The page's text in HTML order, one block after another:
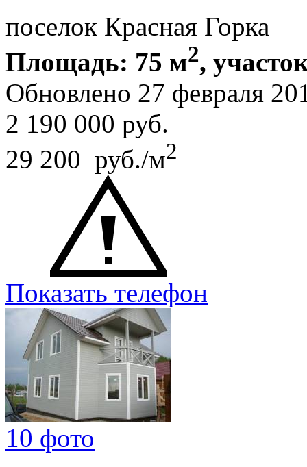
поселок Красная Горка
Площадь: 75 м2,
Обновлено 27 февраля
2 190 000 руб.
29 200 руб./м2
Показать телефон
10 фото